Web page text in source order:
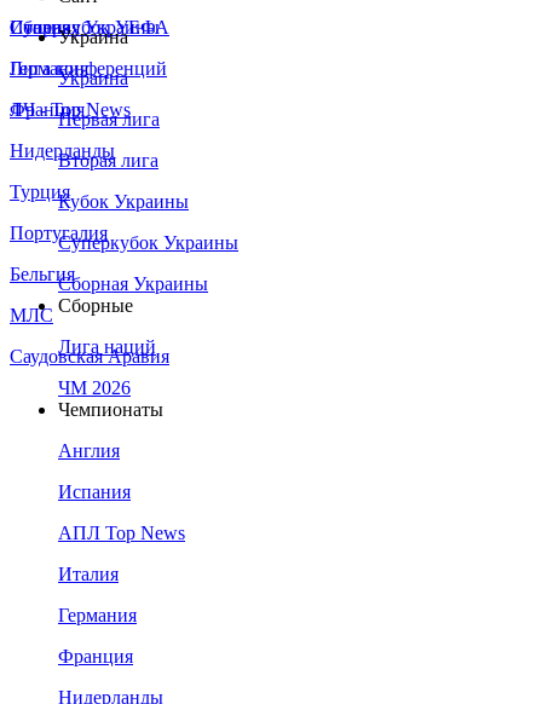
Сборная Украины
Италия
Германия
Франция
Нидерланды
Турция
Португалия
Бельгия
МЛС
Саудовская Аравия
Суперкубок УЕФА
Лига конференций
ЛЧ - Top News
Украина
Украина
Первая лига
Вторая лига
Кубок Украины
Суперкубок Украины
Сборная Украины
Сборные
Лига наций
ЧМ 2026
Чемпионаты
Англия
Испания
АПЛ Top News
Италия
Германия
Франция
Нидерланды